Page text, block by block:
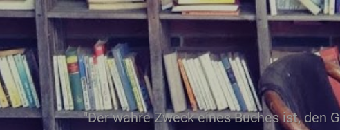
"Der wahre Zweck eines Buches ist, den